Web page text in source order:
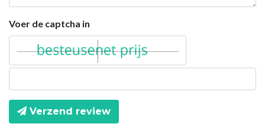
Voer de captcha in
Verzend review